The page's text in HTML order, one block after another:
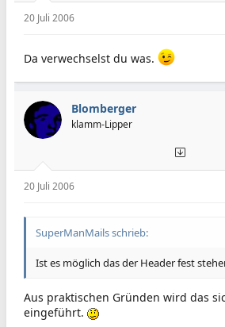
20 Juli 2006
Da verwechselst du was.
Blomberger
klamm-Lipper
20 Juli 2006
SuperManMails schrieb:
Ist es möglich das der Header fest
Aus praktischen Gründen wird das
eingeführt.